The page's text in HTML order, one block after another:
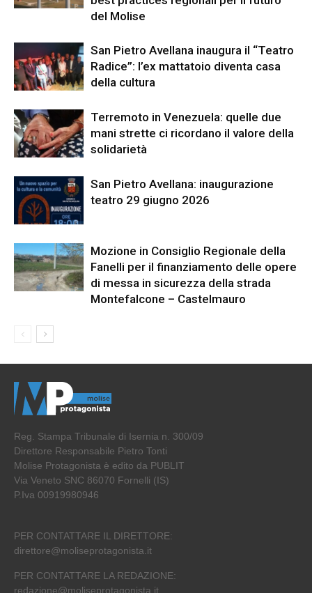
del Molise
San Pietro Avellana inaugura il “Teatro
Radice”: l’ex mattatoio diventa casa
della cultura
Terremoto in Venezuela: quelle due
mani strette ci ricordano il valore della
solidarietà
San Pietro Avellana: inaugurazione
teatro 29 giugno 2026
Mozione in Consiglio Regionale della
Fanelli per il finanziamento delle opere
di messa in sicurezza della strada
Montefalcone – Castelmauro
Reg. Stampa Tribunale di Isernia n. 300/09
Direttore Responsabile Pietro Tonti
Molise Protagonista è edito da PUBLIT
Via Veneto SNC 86070 Fornelli (IS)
P.Iva 00919980946
PER CONTATTARE IL DIRETTORE:
direttore@moliseprotagonista.it
PER CONTATTARE LA REDAZIONE:
redazione@moliseprotagonista.it